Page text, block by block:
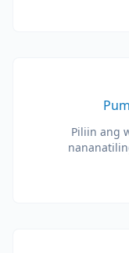
Piliin ang